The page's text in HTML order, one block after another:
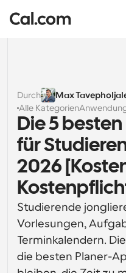
Lösungen
Nach Teamgröße
Für Einzelpersonen
Persönliche
Für Teams
Kollaborative
Für Entwickler
Leistungsstarke
Enterprise
Entwickler
Dokumentation für
API
Ressourcen
API
Erstellen Sie Ihre
Preisgestaltung
Durch
Max
Alle Kategorien
Die 5
für
2026
Studierende
Vorlesungen,
Terminkalendern.
die besten Planer-